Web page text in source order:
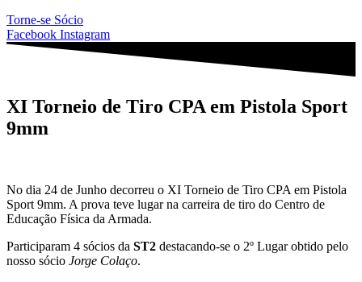
Torne-se Sócio
Facebook Instagram
XI Torneio de Tiro CPA em Pistola Sport
9mm
No dia 24 de Junho decorreu o XI Torneio de Tiro CPA em Pistola
Sport 9mm. A prova teve lugar na carreira de tiro do Centro de
Educação Física da Armada.
Participaram 4 sócios da ST2 destacando-se o 2º Lugar obtido pelo
nosso sócio Jorge Colaço.